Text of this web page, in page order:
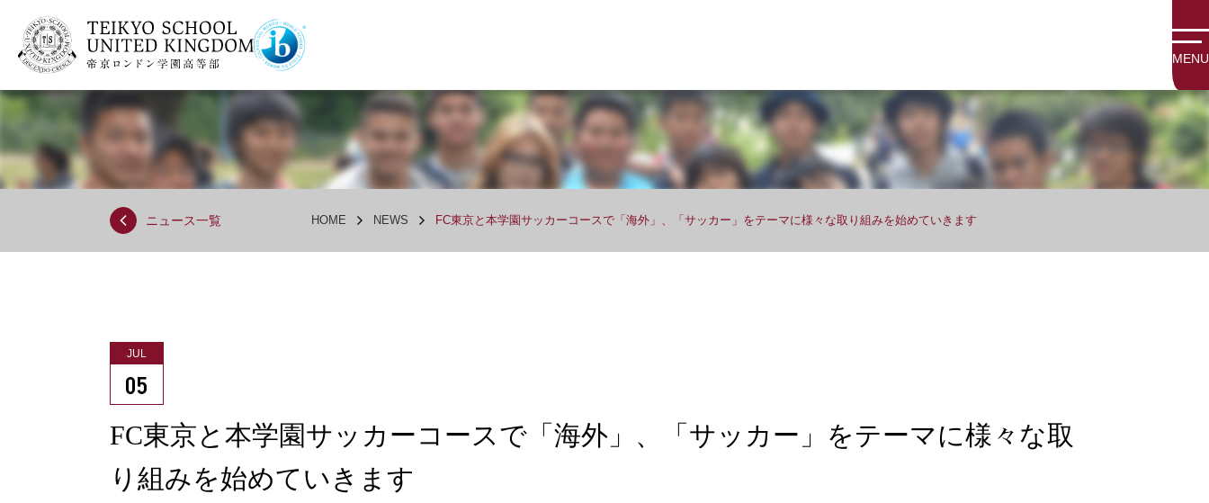
MENU
ニュース一覧 HOME NEWS FC東京と本学園サッカーコースで「海外」、「サッカー」をテーマに様々な取り組みを始めていきます
JUL
05
FC東京と本学園サッカーコースで「海外」、「サッカー」をテーマに様々な取
り組みを始めていきます